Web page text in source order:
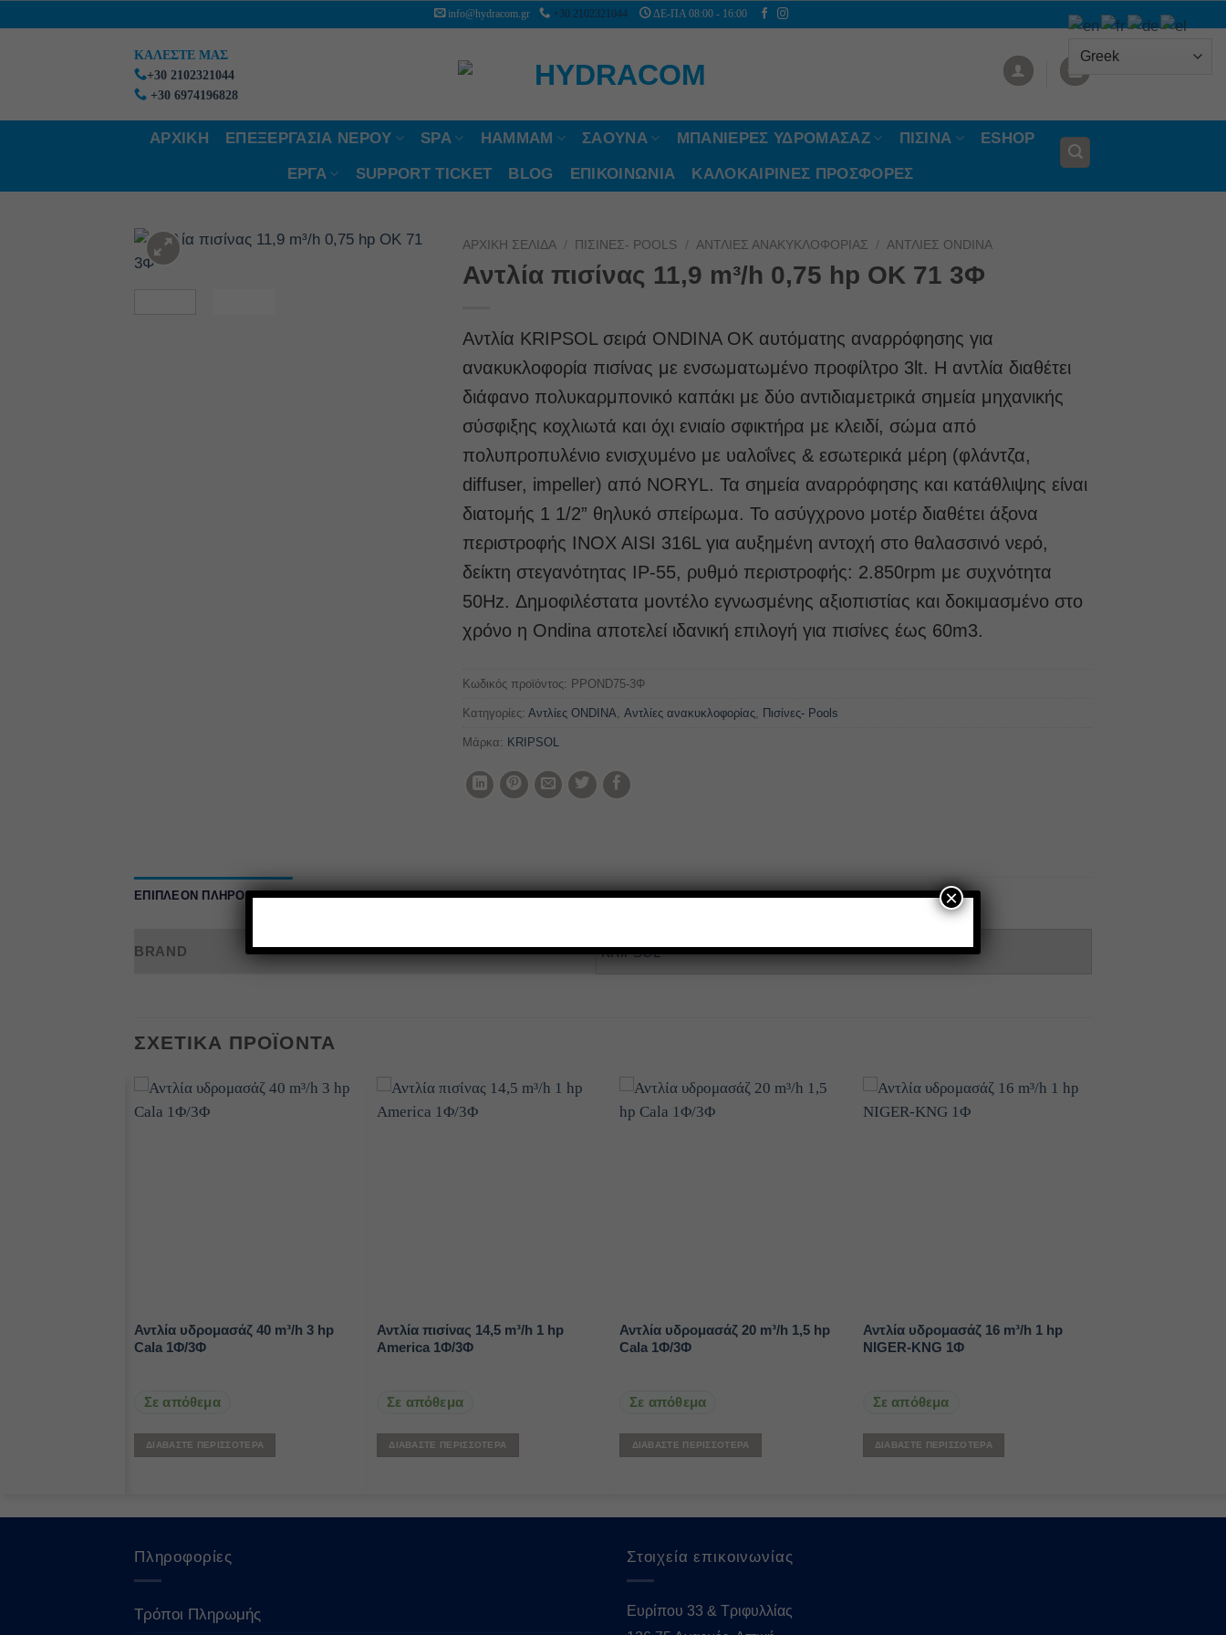
info@hydracom.gr +30 2102321044 ΔΕ-ΠΑ 08:00 - 16:00
ΚΑΛΕΣΤΕ ΜΑΣ
+30 2102321044
+30 6974196828
ΑΡΧΙΚΗ ΕΠΕΞΕΡΓΑΣΙΑ ΝΕΡΟΥ SPA HAMMAM ΣΑΟΥΝΑ ΜΠΑΝΙΕΡΕΣ ΥΔΡΟΜΑΣΑΖ ΠΙΣΙΝΑ ESHOP
ΕΡΓΑ SUPPORT TICKET BLOG ΕΠΙΚΟΙΝΩΝΙΑ ΚΑΛΟΚΑΙΡΙΝΈΣ ΠΡΟΣΦΟΡΈΣ
Add to
ΑΡΧΙΚΉ ΣΕΛΊΔΑ / ΠΙΣΊΝΕΣ- POOLS / ΑΝΤΛΊΕΣ ΑΝΑΚΥΚΛΟΦΟΡΊΑΣ / ΑΝΤΛΊΕΣ ONDINA
Αντλία πισίνας 11,9 m³/h 0,75 hp OK 71 3Φ
Αντλία KRIPSOL σειρά ONDINA OK αυτόματης αναρρόφησης για
ανακυκλοφορία πισίνας με ενσωματωμένο προφίλτρο 3lt. H αντλία διαθέτει
διάφανο πολυκαρμπονικό καπάκι με δύο αντιδιαμετρικά σημεία μηχανικής
σύσφιξης κοχλιωτά και όχι ενιαίο σφικτήρα με κλειδί, σώμα από
πολυπροπυλένιο ενισχυμένο με υαλοΐνες & εσωτερικά μέρη (φλάντζα,
diffuser, impeller) από NORYL. Τα σημεία αναρρόφησης και κατάθλιψης είναι
διατομής 1 1/2” θηλυκό σπείρωμα. Το ασύγχρονο μοτέρ διαθέτει άξονα
περιστροφής INOX AISI 316L για αυξημένη αντοχή στο θαλασσινό νερό,
δείκτη στεγανότητας IP-55, ρυθμό περιστροφής: 2.850rpm με συχνότητα
50Hz. Δημοφιλέστατα μοντέλο εγνωσμένης αξιοπιστίας και δοκιμασμένο στο
χρόνο η Ondina αποτελεί ιδανική επιλογή για πισίνες έως 60m3.
Κωδικός προϊόντος: PPOND75-3Φ
Κατηγορίες: Αντλίες ONDINA, Αντλίες ανακυκλοφορίας, Πισίνες- Pools
Μάρκα: KRIPSOL
ΕΠΙΠΛΈΟΝ ΠΛΗΡΟΦΟΡΊΕΣ
BRAND KRIPSOL
ΣΧΕΤΙΚΆ ΠΡΟΪΌΝΤΑ
Add to
Αντλία υδρομασάζ 40 m³/h 3 hp
Cala 1Φ/3Φ
Σε απόθεμα
ΔΙΑΒΆΣΤΕ ΠΕΡΙΣΣΌΤΕΡΑ
Add to
Αντλία πισίνας 14,5 m³/h 1 hp
America 1Φ/3Φ
Σε απόθεμα
ΔΙΑΒΆΣΤΕ ΠΕΡΙΣΣΌΤΕΡΑ
Add to
Αντλία υδρομασάζ 20 m³/h 1,5 hp
Cala 1Φ/3Φ
Σε απόθεμα
ΔΙΑΒΆΣΤΕ ΠΕΡΙΣΣΌΤΕΡΑ
Add to
Αντλία υδρομασάζ 16 m³/h 1 hp
NIGER-KNG 1Φ
Σε απόθεμα
ΔΙΑΒΆΣΤΕ ΠΕΡΙΣΣΌΤΕΡΑ
Πληροφορίες
Τρόποι Πληρωμής
Στοιχεία επικοινωνίας
Ευρίπου 33 & Τριφυλλίας
×